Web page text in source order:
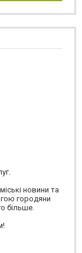
новини та
городяни
більше.